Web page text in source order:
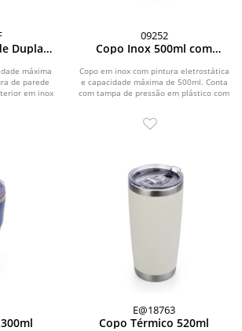
Dupla
máxima
de parede
em inox
09252
Copo Inox 500ml com
Copo em inox com pintura eletrostática
e capacidade máxima de 500ml. Conta
com tampa de pressão em plástico com
E@18763
Copo Térmico 520ml